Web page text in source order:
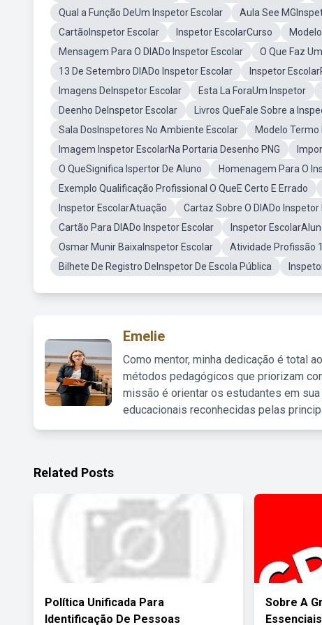
Qual a Função DeUm Inspetor Escolar Aula See
CartãoInspetor Escolar
Inspetor EscolarCurso
Mensagem Para O DIADo Inspetor Escolar
O Que Faz
13 De Setembro DIADo Inspetor Escolar
Inspetor
Imagens DeInspetor Escolar
Esta La ForaUm Inspetor
Deenho DeInspetor Escolar
Livros QueFale Sobre a
Sala DosInspetores No Ambiente Escolar
Modelo Termo
Imagem Inspetor EscolarNa Portaria Desenho PNG
O QueSignifica Ispertor De Aluno
Homenagem Para O
Exemplo Qualificação Profissional O QueE Certo E Errado
Inspetor EscolarAtuação
Cartaz Sobre O DIADo Inspetor
Cartão Para DIADo Inspetor Escolar
Inspetor
Osmar Munir BaixaInspetor Escolar
Atividade Profissão
Bilhete De Registro DeInspetor De Escola Pública
Emelie
Como mentor, minha dedicação é total
métodos pedagógicos que priorizam
missão é orientar os estudantes em
educacionais reconhecidas pelas
Related Posts
Política Unificada Para
Identificação De Pessoas
Sobre A